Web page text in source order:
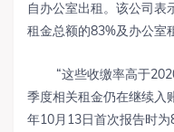
自办公室出租。该公司表
租金总额的83%及办公室
“这些收缴率高于
季度相关租金仍在继续入
年10月13日首次报告时